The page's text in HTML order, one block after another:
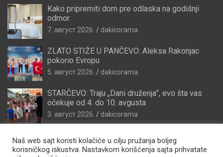
Kako pripremiti dom pre odlaska na godišnji
odmor
7. август 2026. dakicorama
ZLATO STIŽE U PANČEVO: Aleksa Rakonjac
pokorio Evropu
5. август 2026. dakicorama
STARČEVO: Traju „Dani druženja”, evo šta vas
očekuje od 4. do 10. avgusta
3. август 2026. dakicorama
Naš web sajt koristi kolačiće u cilju pružanja boljeg
korisničkog iskustva. Nastavkom korišćenja sajta prihvatate